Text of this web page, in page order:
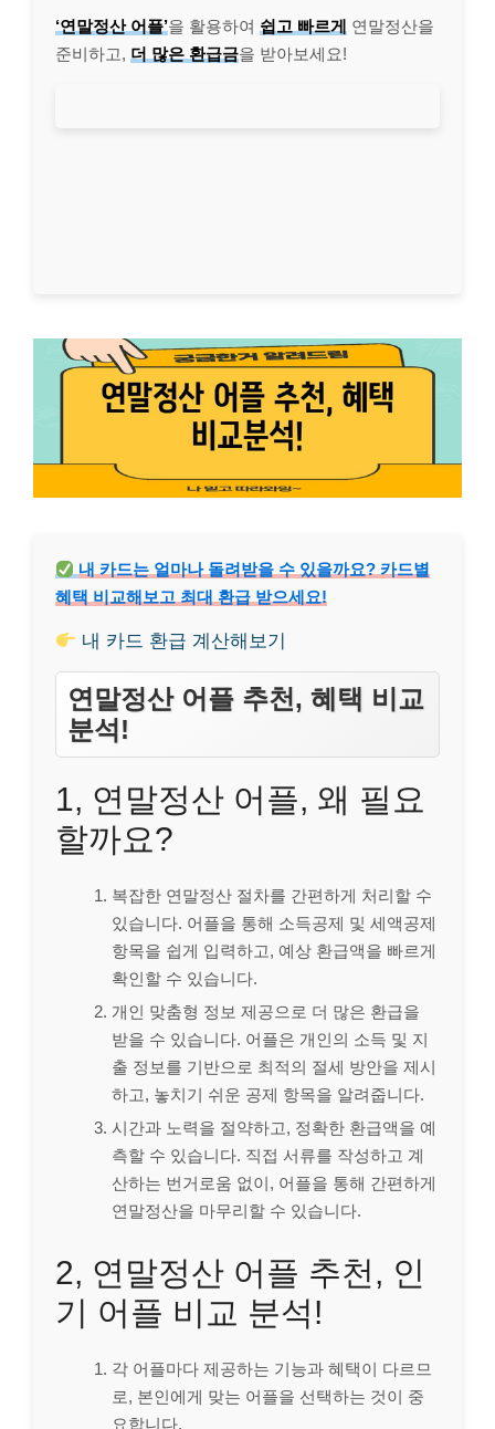
‘연말정산 어플’을 활용하여 쉽고 빠르게 연말정산을
준비하고, 더 많은 환급금을 받아보세요!
내 카드는 얼마나 돌려받을 수 있을까요? 카드별
혜택 비교해보고 최대 환급 받으세요!
내 카드 환급 계산해보기
연말정산 어플 추천, 혜택 비교
분석!
1, 연말정산 어플, 왜 필요
할까요?
복잡한 연말정산 절차를 간편하게 처리할 수
있습니다. 어플을 통해 소득공제 및 세액공제
항목을 쉽게 입력하고, 예상 환급액을 빠르게
확인할 수 있습니다.
개인 맞춤형 정보 제공으로 더 많은 환급을
받을 수 있습니다. 어플은 개인의 소득 및 지
출 정보를 기반으로 최적의 절세 방안을 제시
하고, 놓치기 쉬운 공제 항목을 알려줍니다.
시간과 노력을 절약하고, 정확한 환급액을 예
측할 수 있습니다. 직접 서류를 작성하고 계
산하는 번거로움 없이, 어플을 통해 간편하게
연말정산을 마무리할 수 있습니다.
2, 연말정산 어플 추천, 인
기 어플 비교 분석!
각 어플마다 제공하는 기능과 혜택이 다르므
로, 본인에게 맞는 어플을 선택하는 것이 중
요합니다.